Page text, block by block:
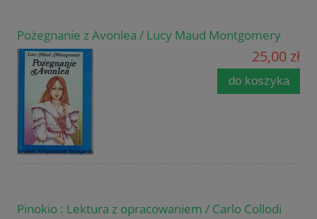
Pożegnanie z Avonlea / Lucy Maud Montgomery
25,00 zł
do koszyka
Pinokio : Lektura z opracowaniem / Carlo Collodi